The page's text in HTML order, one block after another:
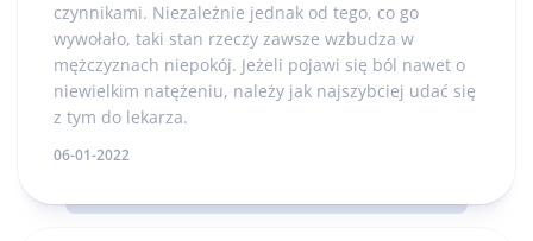
czynnikami. Niezależnie jednak od tego, co go
wywołało, taki stan rzeczy zawsze wzbudza w
mężczyznach niepokój. Jeżeli pojawi się ból nawet o
niewielkim natężeniu, należy jak najszybciej udać się
z tym do lekarza.
06-01-2022